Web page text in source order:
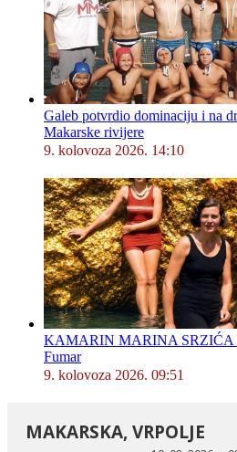
Galeb potvrdio dominaciju i na
Makarske rivijere
9. kolovoza 2026. 14:10
KAMARIN MARINA SRZIĆA
Fumar
9. kolovoza 2026. 09:51